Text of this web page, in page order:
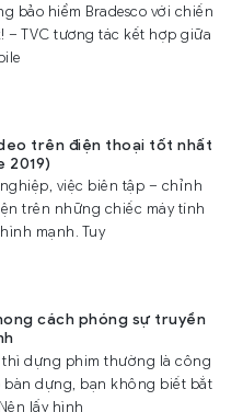
bảo hiểm Bradesco với chiến
– TVC tương tác kết hợp giữa
trên điện thoại tốt nhất
2019)
việc biên tập – chỉnh
trên những chiếc máy tính
mạnh. Tuy
cách phóng sự truyền
dựng phim thường là công
bàn dựng, bạn không biết bắt
lấy hình